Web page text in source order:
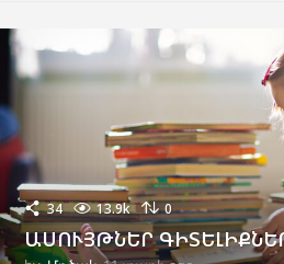
34 13.9k 0
ԱՍՈՒՅԹՆԵՐ